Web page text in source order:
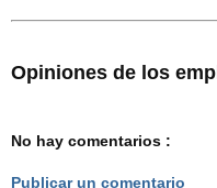
Opiniones de los
No hay comentarios :
Publicar un comentario